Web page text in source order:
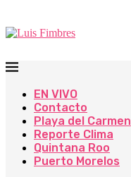
EN VIVO
Contacto
Playa del Carmen
Reporte Clima
Quintana Roo
Puerto Morelos